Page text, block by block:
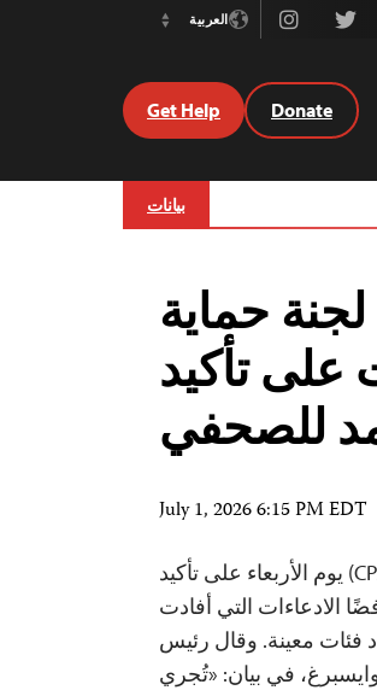
Twitter
Instagramالعربية
Switch
Donate
Get Help
بيانات
حماية
تأكيد
للصحفي
July 1, 2026 6:15 PM EDT
صوّت مجلس إدارة لجنة حماية الصحفيين (CPJ) يوم الأربعاء على تأكيد
الادعاءات التي أفادت
فئات معينة. وقال رئيس
في بيان: «تُجري